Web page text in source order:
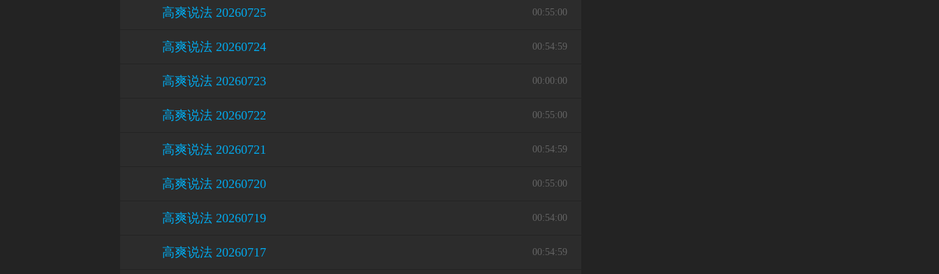
高爽说法 20260725 00:55:00
高爽说法 20260724 00:54:59
高爽说法 20260723 00:00:00
高爽说法 20260722 00:55:00
高爽说法 20260721 00:54:59
高爽说法 20260720 00:55:00
高爽说法 20260719 00:54:00
高爽说法 20260717 00:54:59